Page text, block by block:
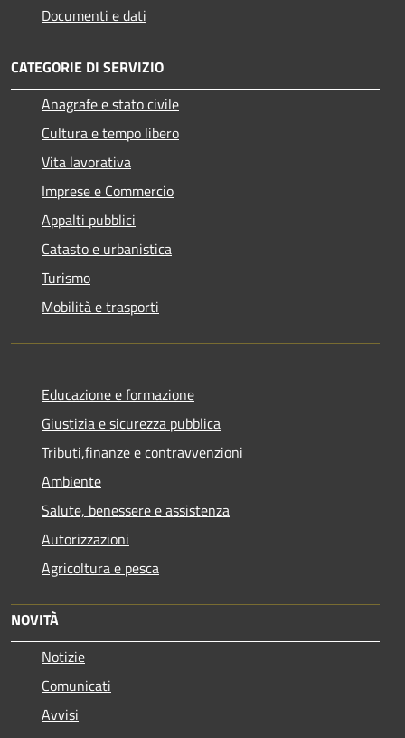
Documenti e dati
CATEGORIE DI SERVIZIO
Anagrafe e stato civile
Cultura e tempo libero
Vita lavorativa
Imprese e Commercio
Appalti pubblici
Catasto e urbanistica
Turismo
Mobilità e trasporti
Educazione e formazione
Giustizia e sicurezza pubblica
Tributi,finanze e contravvenzioni
Ambiente
Salute, benessere e assistenza
Autorizzazioni
Agricoltura e pesca
NOVITÀ
Notizie
Comunicati
Avvisi